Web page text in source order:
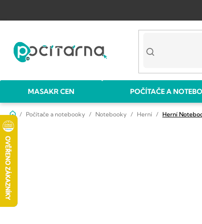
obsah
MASAKR CEN POČÍTAČE A
DomůPočítače a notebooky Notebooky Herní Herní
P
o
s
t
r
a